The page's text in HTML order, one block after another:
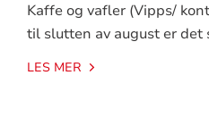
Kaffe og vafler (Vipps/
til slutten av august er det
LES MER